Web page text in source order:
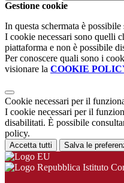
Gestione cookie
In questa schermata è
I cookie necessari sono quelli
piattaforma e non è possibile
Per conoscere quali sono i
visionare la COOKIE
Cookie necessari per il
I cookie necessari per il
disabilitati. È possibile
policy.
Accetta tutti Salva le
Istituto